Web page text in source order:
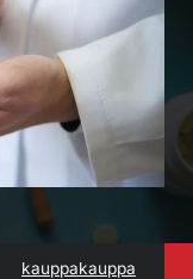
kauppakauppa